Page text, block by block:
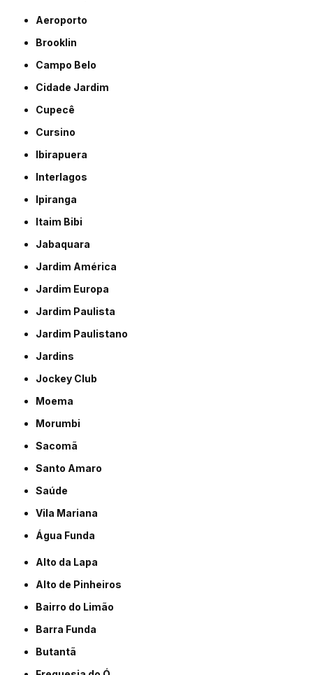
Aeroporto
Brooklin
Campo Belo
Cidade Jardim
Cupecê
Cursino
Ibirapuera
Interlagos
Ipiranga
Itaim Bibi
Jabaquara
Jardim América
Jardim Europa
Jardim Paulista
Jardim Paulistano
Jardins
Jockey Club
Moema
Morumbi
Sacomã
Santo Amaro
Saúde
Vila Mariana
Água Funda
Alto da Lapa
Alto de Pinheiros
Bairro do Limão
Barra Funda
Butantã